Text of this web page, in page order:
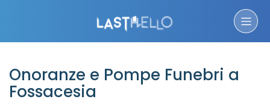
Onoranze e Pompe Funebri a
Fossacesia